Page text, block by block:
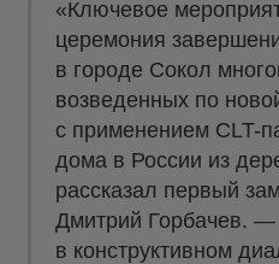
«Ключевое
церемония
в городе Сокол
возведенных по
с применением CLT-
дома в России из
рассказал первый
Дмитрий Горбачев. —
в конструктивном